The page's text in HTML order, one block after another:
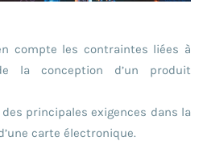
compte les contraintes liées à
la conception d’un produit
principales exigences dans la
carte électronique.